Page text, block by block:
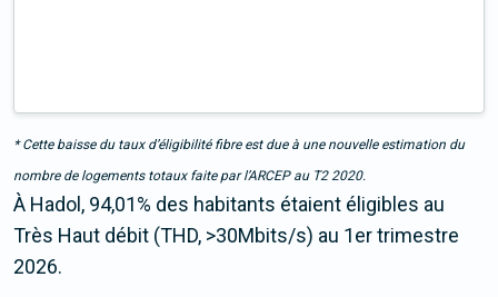
* Cette baisse du taux d’éligibilité fibre est due à une nouvelle estimation du
nombre de logements totaux faite par l’ARCEP au T2 2020.
À Hadol, 94,01% des habitants étaient éligibles au
Très Haut débit (THD, >30Mbits/s) au 1er trimestre
2026.